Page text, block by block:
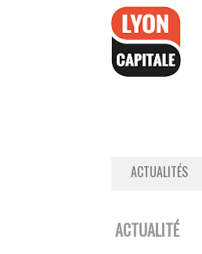
ACTUALITÉS
ACTUALITÉ